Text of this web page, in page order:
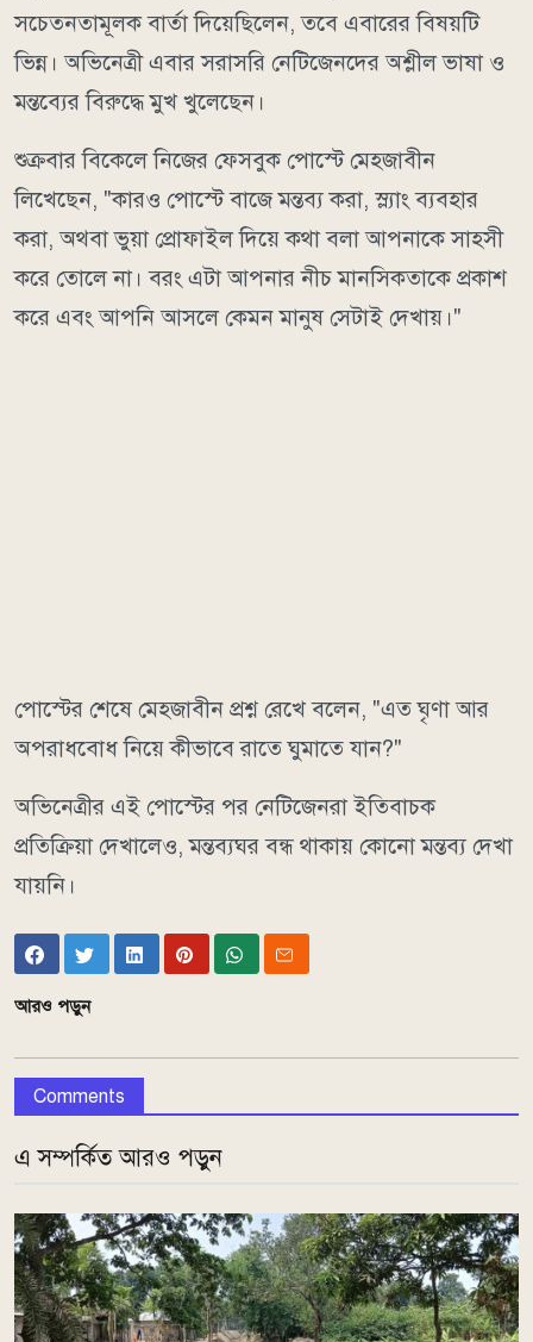
সচেতনতামূলক বার্তা দিয়েছিলেন, তবে এবারের বিষয়টি
ভিন্ন। অভিনেত্রী এবার সরাসরি নেটিজেনদের অশ্লীল ভাষা ও
মন্তব্যের বিরুদ্ধে মুখ খুলেছেন।
শুক্রবার বিকেলে নিজের ফেসবুক পোস্টে মেহজাবীন
লিখেছেন, "কারও পোস্টে বাজে মন্তব্য করা, স্ল্যাং ব্যবহার
করা, অথবা ভুয়া প্রোফাইল দিয়ে কথা বলা আপনাকে সাহসী
করে তোলে না। বরং এটা আপনার নীচ মানসিকতাকে প্রকাশ
করে এবং আপনি আসলে কেমন মানুষ সেটাই দেখায়।"
পোস্টের শেষে মেহজাবীন প্রশ্ন রেখে বলেন, "এত ঘৃণা আর
অপরাধবোধ নিয়ে কীভাবে রাতে ঘুমাতে যান?"
অভিনেত্রীর এই পোস্টের পর নেটিজেনরা ইতিবাচক
প্রতিক্রিয়া দেখালেও, মন্তব্যঘর বন্ধ থাকায় কোনো মন্তব্য দেখা
যায়নি।
আরও পড়ুন
Comments
এ সম্পর্কিত আরও পড়ুন